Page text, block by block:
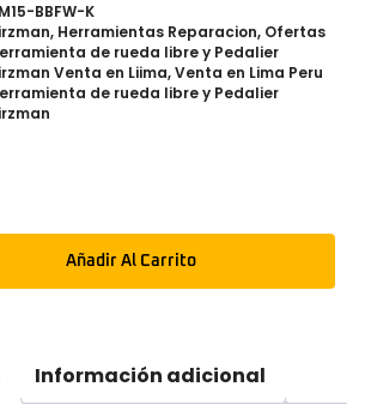
BBFW-K
, Herramientas Reparacion, Ofertas
de rueda libre y Pedalier
Venta en Liima,Venta en Lima Peru
de rueda libre y Pedalier
Añadir Al Carrito
Información adicional